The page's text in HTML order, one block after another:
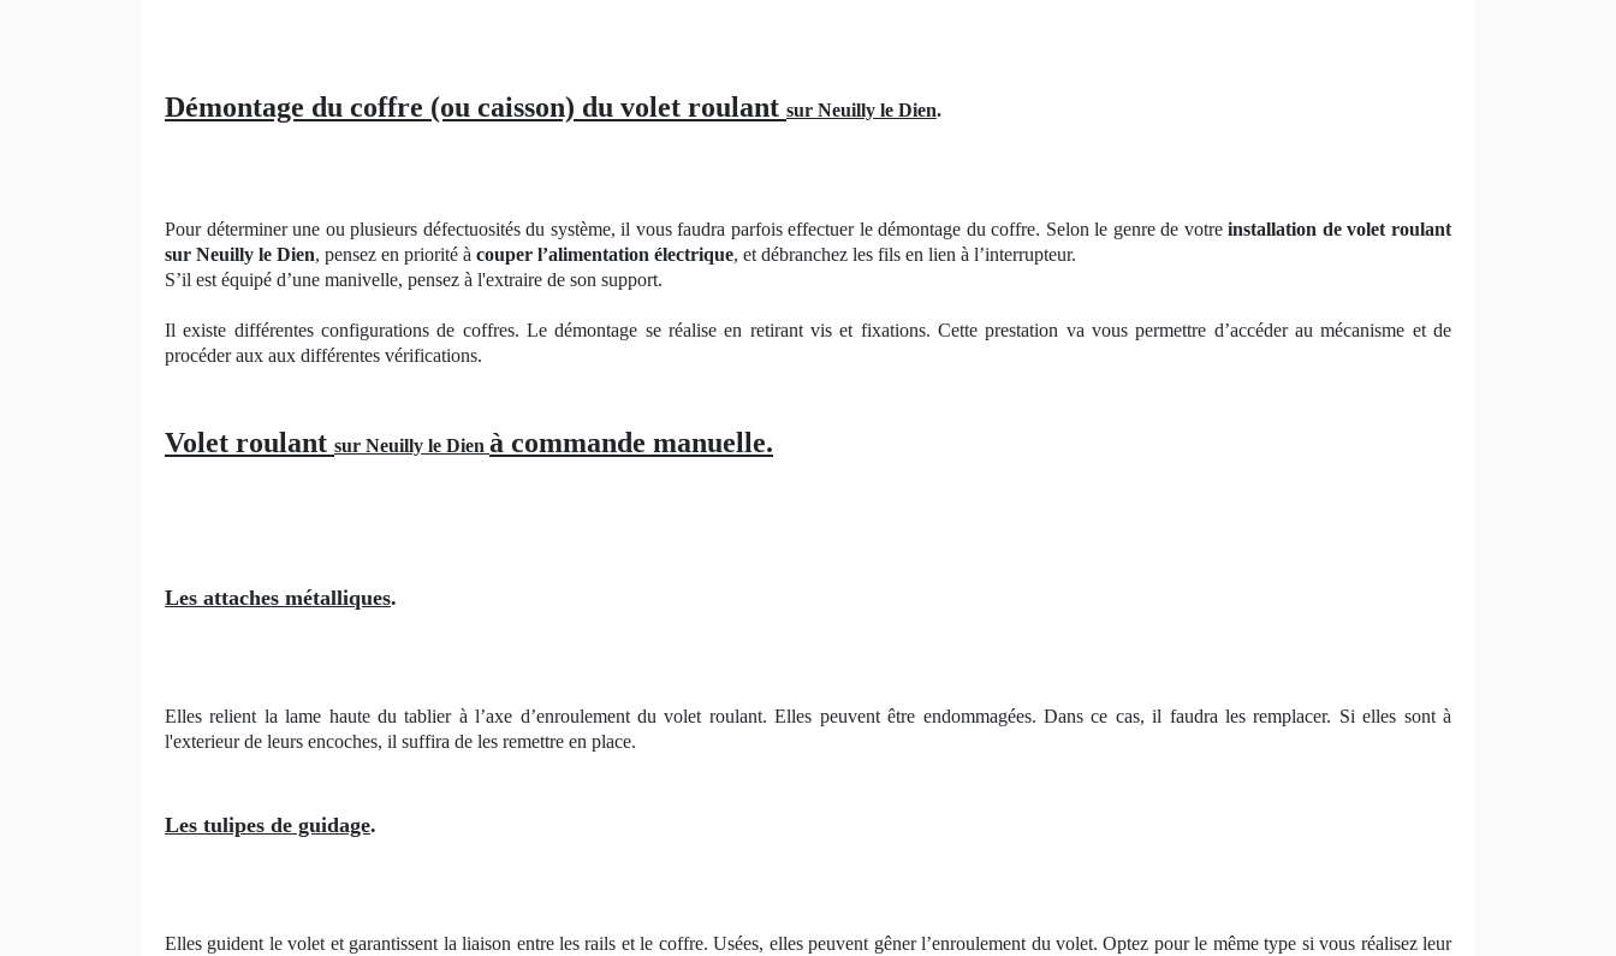
Démontage du coffre (ou caisson) du volet roulant sur Neuilly le Dien.
Pour déterminer une ou plusieurs défectuosités du système, il vous faudra parfois effectuer le démontage du coffre. Selon le genre de votreinstallation de volet roulant
sur Neuilly le Dien, pensez en priorité à couper l’alimentation électrique, et débranchez les fils en lien à l’interrupteur.
S’il est équipé d’une manivelle, pensez à l'extraire de son support.
Il existe différentes configurations de coffres. Le démontage se réalise en retirant vis et fixations. Cette prestation va vous permettre d’accéder au mécanisme et de
procéder aux aux différentes vérifications.
Volet roulant sur Neuilly le Dien à commande manuelle.
Les attaches métalliques.
Elles relient la lame haute du tablier à l’axe d’enroulement du volet roulant. Elles peuvent être endommagées. Dans ce cas, il faudra les remplacer. Si elles sont à
l'exterieur de leurs encoches, il suffira de les remettre en place.
Les tulipes de guidage.
Elles guident le volet et garantissent la liaison entre les rails et le coffre. Usées, elles peuvent gêner l’enroulement du volet. Optez pour le même type si vous réalisez leur